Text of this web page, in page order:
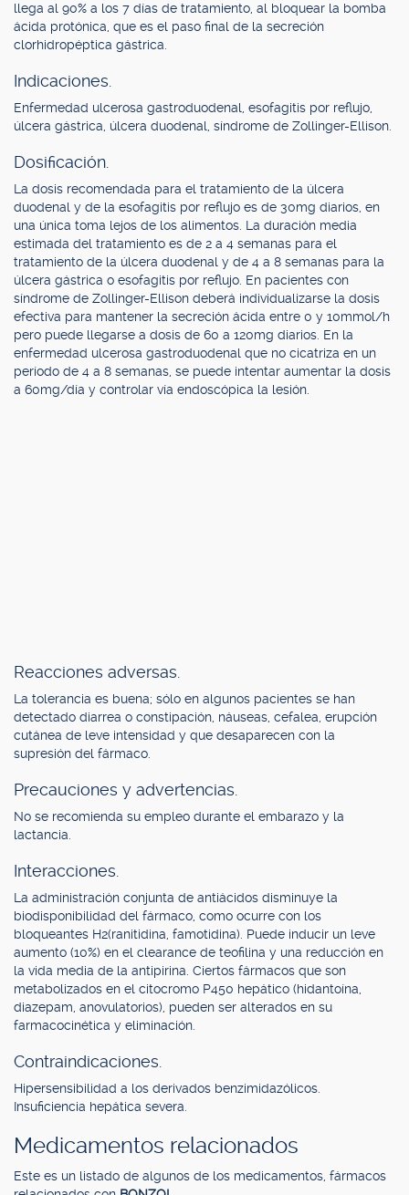
llega al 90% a los 7 días de tratamiento, al bloquear la bomba
ácida protónica, que es el paso final de la secreción
clorhidropéptica gástrica.
Indicaciones.
Enfermedad ulcerosa gastroduodenal, esofagitis por reflujo,
úlcera gástrica, úlcera duodenal, síndrome de Zollinger-Ellison.
Dosificación.
La dosis recomendada para el tratamiento de la úlcera
duodenal y de la esofagitis por reflujo es de 30mg diarios, en
una única toma lejos de los alimentos. La duración media
estimada del tratamiento es de 2 a 4 semanas para el
tratamiento de la úlcera duodenal y de 4 a 8 semanas para la
úlcera gástrica o esofagitis por reflujo. En pacientes con
síndrome de Zollinger-Ellison deberá individualizarse la dosis
efectiva para mantener la secreción ácida entre 0 y 10mmol/h
pero puede llegarse a dosis de 60 a 120mg diarios. En la
enfermedad ulcerosa gastroduodenal que no cicatriza en un
período de 4 a 8 semanas, se puede intentar aumentar la dosis
a 60mg/día y controlar vía endoscópica la lesión.
Reacciones adversas.
La tolerancia es buena; sólo en algunos pacientes se han
detectado diarrea o constipación, náuseas, cefalea, erupción
cutánea de leve intensidad y que desaparecen con la
supresión del fármaco.
Precauciones y advertencias.
No se recomienda su empleo durante el embarazo y la
lactancia.
Interacciones.
La administración conjunta de antiácidos disminuye la
biodisponibilidad del fármaco, como ocurre con los
bloqueantes H2(ranitidina, famotidina). Puede inducir un leve
aumento (10%) en el clearance de teofilina y una reducción en
la vida media de la antipirina. Ciertos fármacos que son
metabolizados en el citocromo P450 hepático (hidantoína,
diazepam, anovulatorios), pueden ser alterados en su
farmacocinética y eliminación.
Contraindicaciones.
Hipersensibilidad a los derivados benzimidazólicos.
Insuficiencia hepática severa.
Medicamentos relacionados
Este es un listado de algunos de los medicamentos, fármacos